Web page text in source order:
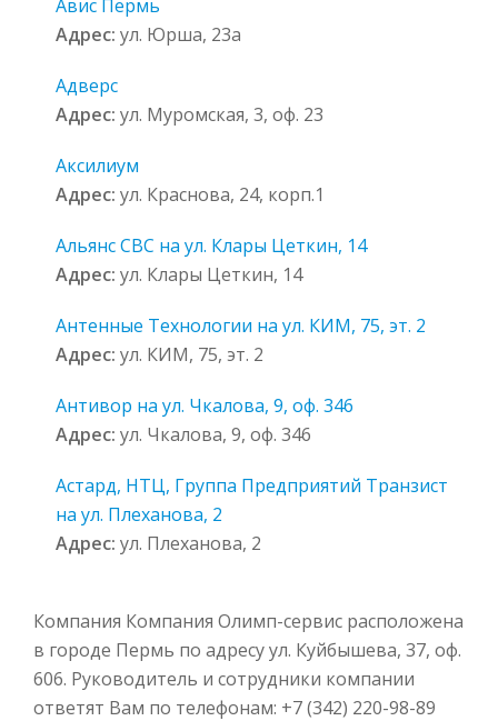
Авис Пермь
Адрес: ул. Юрша, 23а
Адверс
Адрес: ул. Муромская, 3, оф. 23
Аксилиум
Адрес: ул. Краснова, 24, корп.1
Альянс СВС на ул. Клары Цеткин, 14
Адрес: ул. Клары Цеткин, 14
Антенные Технологии на ул. КИМ, 75, эт. 2
Адрес: ул. КИМ, 75, эт. 2
Антивор на ул. Чкалова, 9, оф. 346
Адрес: ул. Чкалова, 9, оф. 346
Астард, НТЦ, Группа Предприятий Транзист
на ул. Плеханова, 2
Адрес: ул. Плеханова, 2
Компания Компания Олимп-сервис расположена
в городе Пермь по адресу ул. Куйбышева, 37, оф.
606. Руководитель и сотрудники компании
ответят Вам по телефонам: +7 (342) 220-98-89